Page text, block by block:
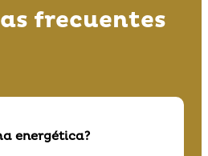
frecuentes
energética?